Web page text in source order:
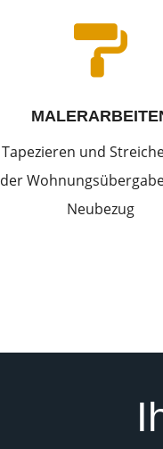

Tapezieren und
der
Neubezug